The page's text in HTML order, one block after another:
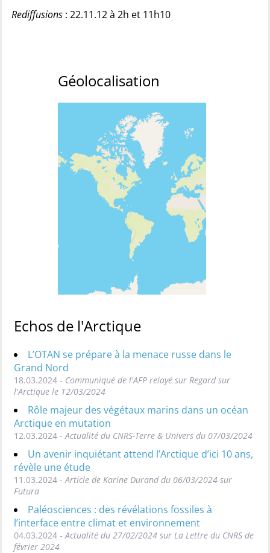
Rediffusions : 22.11.12 à 2h et 11h10
Géolocalisation
Echos de l'Arctique
L’OTAN se prépare à la menace russe dans le
Grand Nord
18.03.2024 - Communiqué de l'AFP relayé sur Regard sur
l'Arctique le 12/03/2024
Rôle majeur des végétaux marins dans un océan
Arctique en mutation
12.03.2024 - Actualité du CNRS-Terre & Univers du 07/03/2024
Un avenir inquiétant attend l’Arctique d’ici 10 ans,
révèle une étude
11.03.2024 - Article de Karine Durand du 06/03/2024 sur
Futura
Paléosciences : des révélations fossiles à
l’interface entre climat et environnement
04.03.2024 - Actualité du 27/02/2024 sur La Lettre du CNRS de
février 2024